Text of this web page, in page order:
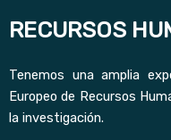
RECURSOS
Tenemos una amplia
Europeo de Recursos
la investigación.